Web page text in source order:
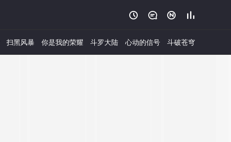
   
扫黑风暴 你是我的荣耀 斗罗大陆 心动的信号 斗破苍穹